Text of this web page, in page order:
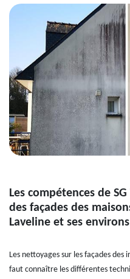
Les compétences de
des façades des
Laveline et ses
Les nettoyages sur les façades
faut connaître les différentes